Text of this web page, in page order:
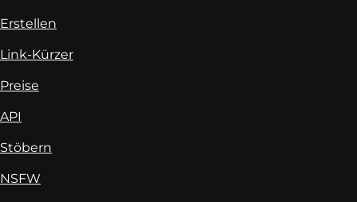
Erstellen
Link-Kürzer
Preise
API
Stöbern
NSFW